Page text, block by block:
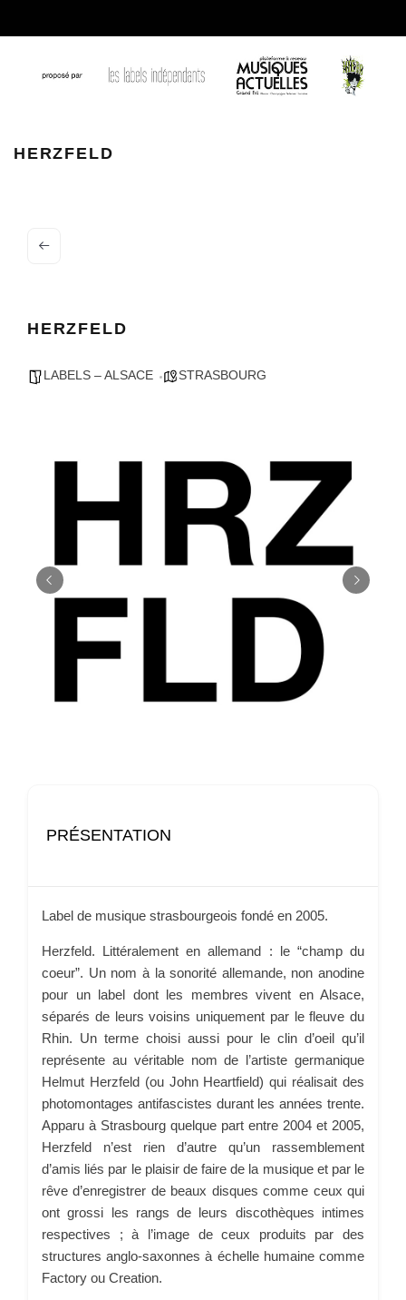
HERZFELD
HERZFELD
LABELS – ALSACE STRASBOURG
PRÉSENTATION
Label de musique strasbourgeois fondé en 2005.
Herzfeld. Littéralement en allemand : le “champ du
coeur”. Un nom à la sonorité allemande, non anodine
pour un label dont les membres vivent en Alsace,
séparés de leurs voisins uniquement par le fleuve du
Rhin. Un terme choisi aussi pour le clin d’oeil qu’il
représente au véritable nom de l’artiste germanique
Helmut Herzfeld (ou John Heartfield) qui réalisait des
photomontages antifascistes durant les années trente.
Apparu à Strasbourg quelque part entre 2004 et 2005,
Herzfeld n’est rien d’autre qu’un rassemblement
d’amis liés par le plaisir de faire de la musique et par le
rêve d’enregistrer de beaux disques comme ceux qui
ont grossi les rangs de leurs discothèques intimes
respectives ; à l’image de ceux produits par des
structures anglo-saxonnes à échelle humaine comme
Factory ou Creation.